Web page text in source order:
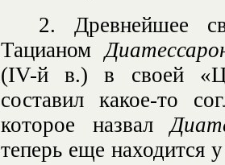
2. Древнейшее
Тацианом
(IV-й в.) в своей
составил какое-то
которое назвал
теперь еще находится